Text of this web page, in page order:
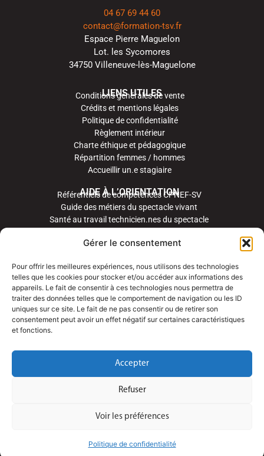
Gérer le consentement
Pour offrir les meilleures expériences, nous utilisons des technologies
telles que les cookies pour stocker et/ou accéder aux informations des
appareils. Le fait de consentir à ces technologies nous permettra de
traiter des données telles que le comportement de navigation ou les ID
uniques sur ce site. Le fait de ne pas consentir ou de retirer son
consentement peut avoir un effet négatif sur certaines caractéristiques
et fonctions.
Accepter
Refuser
Voir les préférences
Politique de confidentialité
04 67 69 44 60
contact@formation-tsv.fr
Espace Pierre Maguelon
Lot. les Sycomores
34750 Villeneuve-lès-Maguelone
LIENS UTILES
Conditions générales de vente
Crédits et mentions légales
Politique de confidentialité
Règlement intérieur
Charte éthique et pédagogique
Répartition femmes / hommes
Accueillir un.e stagiaire
AIDE À L’ORIENTATION
Référentiels de compétences CPNEF-SV
Guide des métiers du spectacle vivant
Santé au travail technicien.nes du spectacle
TSV 2023 | Site créé par Nuances de Web – Graphisme et webdesign par Isabelle Michel